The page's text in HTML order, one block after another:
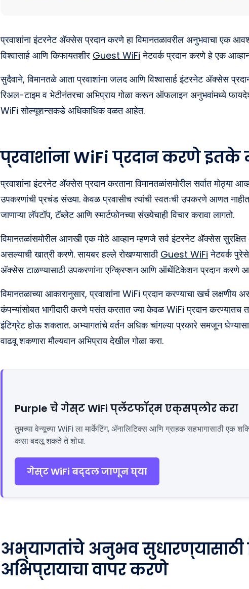
प्रवाशांना इंटरनेट अ‍ॅक्सेस प्रदान करणे हा विमानतळावरील अनुभवाचा एक
विश्वासार्ह आणि किफायतशीर Guest WiFi नेटवर्क प्रदान करणे हे एक
सुदैवाने, विमानतळे आता प्रवाशांना जलद आणि विश्वासार्ह इंटरनेट अ‍ॅक्सेस
रिअल-टाइम व भेटीनंतरचा अभिप्राय गोळा करून ऑफलाइन अनुभवांमध्ये
WiFi सोल्यूशन्सकडे अधिकाधिक वळत आहेत.
प्रवाशांना WiFi प्रदान करणे
प्रवाशांना इंटरनेट अ‍ॅक्सेस प्रदान करताना विमानतळांसमोरील सर्वात मोठ्या
उपकरणांची प्रचंड संख्या. केवळ प्रवासीच त्यांची स्वतःची उपकरणे आणत नाहीत, तर
जाणाऱ्या लॅपटॉप, टॅब्लेट आणि स्मार्टफोनच्या संख्येचाही विचार करावा लागतो.
विमानतळांसमोरील आणखी एक मोठे आव्हान म्हणजे सर्व इंटरनेट अ‍ॅक्सेस
असल्याची खात्री करणे. सायबर हल्ले रोखण्यासाठी Guest WiFi नेटवर्क
अ‍ॅक्सेस टाळण्यासाठी उपकरणांना एन्क्रिप्शन आणि ऑथेंटिकेशन प्रदान करणे
विमानतळाच्या आकारानुसार, प्रवाशांना WiFi प्रदान करण्याचा खर्च
कंपन्यांसोबत भागीदारी करणे पसंत करतात ज्या केवळ WiFi प्रदान करण्यातच
इंटिग्रेट होऊ शकतात. अभ्यागतांचे वर्तन अधिक चांगल्या प्रकारे समजून
वाढवू शकणारा मौल्यवान अभिप्राय देखील गोळा करा.
Purple चे गेस्ट WiFi प्लॅटफॉर्म एक्सप्लोर करा
तुमच्या वेन्यूच्या WiFi ला मार्केटिंग, ॲनालिटिक्स आणि ग्राहक सहभागासाठी एक
कसा बदलू शकते ते शोधा.
गेस्ट WiFi बद्दल जाणून घ्या
अभ्यागतांचे अनुभव
अभिप्रायाचा वापर करणे